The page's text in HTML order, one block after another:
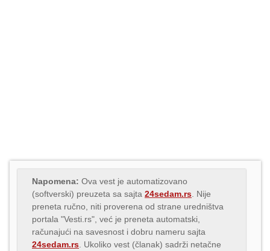
Napomena: Ova vest je automatizovano
(softverski) preuzeta sa sajta 24sedam.rs . Nije
preneta ručno, niti proverena od strane uredništva
portala "Vesti.rs", već je preneta automatski,
računajući na savesnost i dobru nameru sajta
24sedam.rs . Ukoliko vest (članak) sadrži netačne